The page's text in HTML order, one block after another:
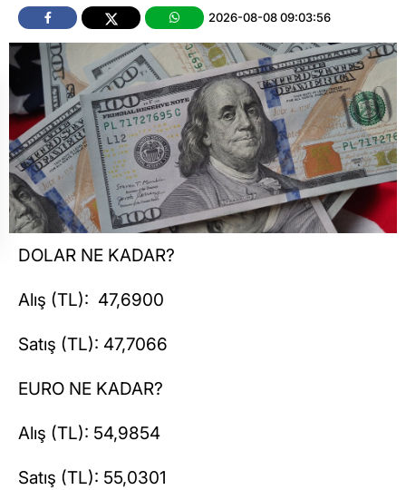
2026-08-08 09:03:56
DOLAR NE KADAR?
Alış (TL): 47,6900
Satış (TL): 47,7066
EURO NE KADAR?
Alış (TL): 54,9854
Satış (TL): 55,0301